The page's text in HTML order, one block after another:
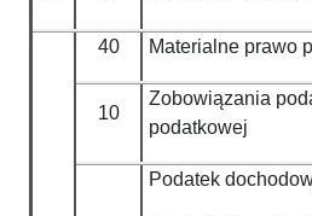
40 Materialne prawo
10
Zobowiązania
podatkowej
Podatek